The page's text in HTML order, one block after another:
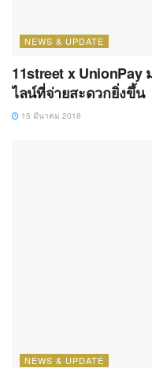
NEWS & UPDATE
11street x
ไลน์ที่จ่ายสะดวกยิ่งขึ้น
15 มีนาคม 2018
NEWS & UPDATE